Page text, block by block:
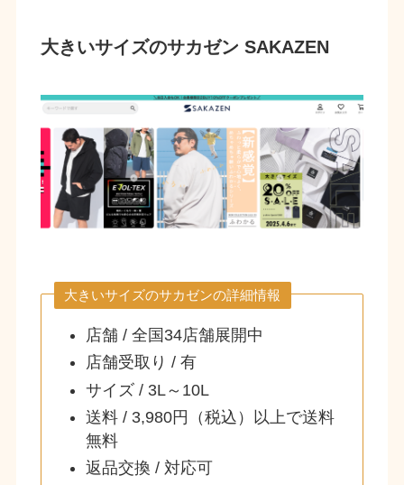
大きいサイズのサカゼン SAKAZEN
大きいサイズのサカゼンの詳細情報
店舗 / 全国34店舗展開中
店舗受取り / 有
サイズ / 3L～10L
送料 / 3,980円（税込）以上で送料
無料
返品交換 / 対応可